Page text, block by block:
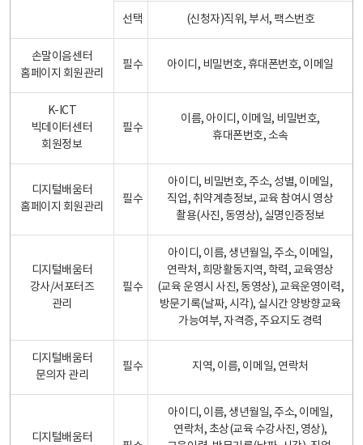
선택 (신청자)직위, 부서, 팩스번호
손말이음센터
홈페이지 회원관리
필수 아이디, 비밀번호, 휴대폰번호, 이메일
K-ICT
빅데이터센터
회원정보
필수
이름, 아이디, 이메일, 비밀번호,
휴대폰번호, 소속
디지털배움터
홈페이지 회원관리
필수
아이디, 비밀번호, 주소, 성별, 이메일,
직업, 취약계층정보, 교육 참여시 영상
촬용(사진, 동영상), 실명인증정보
디지털배움터
강사/서포터즈
관리
필수
아이디, 이름, 생년월일, 주소, 이메일,
연락처, 희망활동지역, 학력, 교육영상
(교육 운영시 사진, 동영상), 교육운영이력,
방문기록(날짜, 시각), 실시간 양방향교육
가능여부, 자격증, 주요지도 경력
디지털배움터
문의자 관리
필수 지역, 이름, 이메일, 연락처
디지털배움터
아이디, 이름, 생년월일, 주소, 이메일,
연락처, 초상(교육 수강사진, 영상),